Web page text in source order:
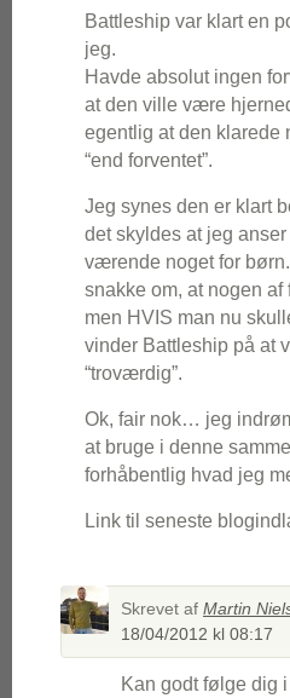
Battleship var klart en
jeg.
Havde absolut ingen
at den ville være
egentlig at den klarede
“end forventet”.
Jeg synes den er klart
det skyldes at jeg
værende noget for
snakke om, at nogen
men HVIS man nu
vinder Battleship på at
“troværdig”.
Ok, fair nok… jeg
at bruge i denne
forhåbentlig hvad jeg
Link til seneste
Skrevet af Martin
18/04/2012 kl 08:17
Kan godt følge dig